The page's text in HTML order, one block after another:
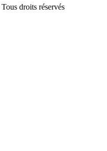
droits réservés